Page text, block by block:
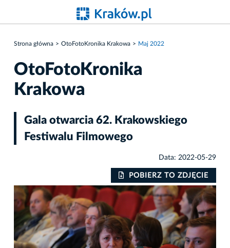
Strona główna OtoFotoKronika Krakowa Maj 2022
OtoFotoKronika
Krakowa
Gala otwarcia 62. Krakowskiego
Festiwalu Filmowego
Data: 2022-05-29
POBIERZ TO ZDJĘCIE